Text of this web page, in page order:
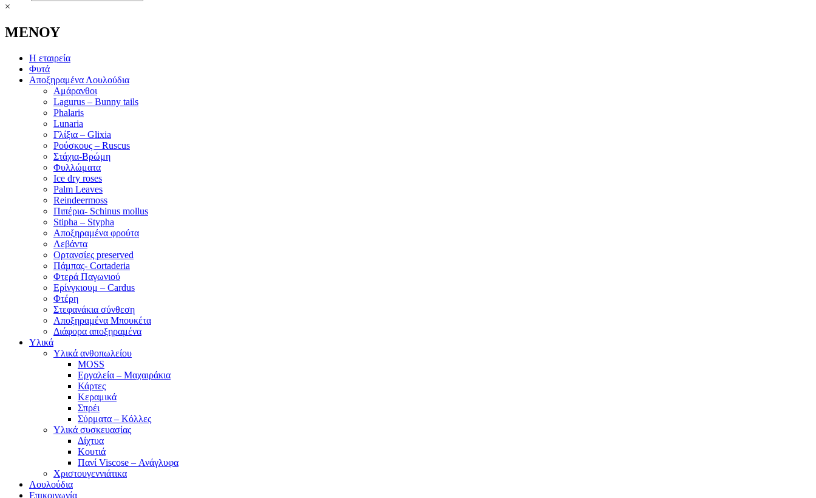
×
ΜΕΝΟΥ
Η εταιρεία
Φυτά
Αποξηραμένα Λουλούδια
Αμάρανθοι
Lagurus – Bunny tails
Phalaris
Lunaria
Γλίξια – Glixia
Ρούσκους – Ruscus
Στάχια-Βρώμη
Φυλλώματα
Ice dry roses
Palm Leaves
Reindeermoss
Πιπέρια- Schinus mollus
Stipha – Stypha
Αποξηραμένα φρούτα
Λεβάντα
Ορτανσίες preserved
Πάμπας- Cortaderia
Φτερά Παγωνιού
Ερίνγκιουμ – Cardus
Φτέρη
Στεφανάκια σύνθεση
Αποξηραμένα Μπουκέτα
Διάφορα αποξηραμένα
Υλικά
Υλικά ανθοπωλείου
MOSS
Εργαλεία – Μαχαιράκια
Κάρτες
Κεραμικά
Σπρέι
Σύρματα – Κόλλες
Υλικά συσκευασίας
Δίχτυα
Κουτιά
Πανί Viscose – Ανάγλυφα
Χριστουγεννιάτικα
Λουλούδια
Επικοινωνία